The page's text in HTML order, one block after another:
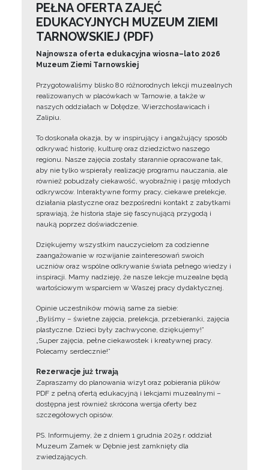
PEŁNA OFERTA ZAJĘĆ
EDUKACYJNYCH MUZEUM ZIEMI
TARNOWSKIEJ (PDF)
Najnowsza oferta edukacyjna wiosna–lato 2026
Muzeum Ziemi Tarnowskiej
Przygotowaliśmy blisko 80 różnorodnych lekcji muzealnych
realizowanych w placówkach w Tarnowie, a także w
naszych oddziałach w Dołędze, Wierzchosławicach i
Zalipiu.
To doskonała okazja, by w inspirujący i angażujący sposób
odkrywać historię, kulturę oraz dziedzictwo naszego
regionu. Nasze zajęcia zostały starannie opracowane tak,
aby nie tylko wspierały realizację programu nauczania, ale
również pobudzały ciekawość, wyobraźnię i pasję młodych
odkrywców. Interaktywne formy pracy, ciekawe prelekcje,
działania plastyczne oraz bezpośredni kontakt z zabytkami
sprawiają, że historia staje się fascynującą przygodą i
nauką poprzez doświadczenie.
Dziękujemy wszystkim nauczycielom za codzienne
zaangażowanie w rozwijanie zainteresowań swoich
uczniów oraz wspólne odkrywanie świata pełnego wiedzy i
inspiracji. Mamy nadzieję, że nasze lekcje muzealne będą
wartościowym wsparciem w Waszej pracy dydaktycznej.
Opinie uczestników mówią same za siebie:
„Byliśmy – świetne zajęcia, prelekcja, przebieranki, zajęcia
plastyczne. Dzieci były zachwycone, dziękujemy!”
„Super zajęcia, pełne ciekawostek i kreatywnej pracy.
Polecamy serdecznie!”
Rezerwacje już trwają
Zapraszamy do planowania wizyt oraz pobierania plików
PDF z pełną ofertą edukacyjną i lekcjami muzealnymi –
dostępna jest również skrócona wersja oferty bez
szczegółowych opisów.
PS. Informujemy, że z dniem 1 grudnia 2025 r. oddział
Muzeum Zamek w Dębnie jest zamknięty dla
zwiedzających.